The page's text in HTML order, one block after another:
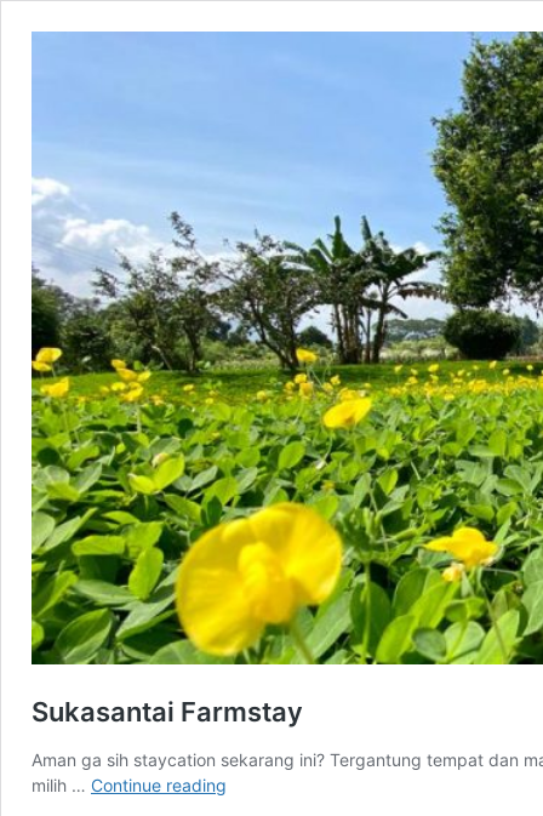
Sukasantai Farmstay
Aman ga sih staycation sekarang ini? Tergantung tempat dan
milih … Continue reading